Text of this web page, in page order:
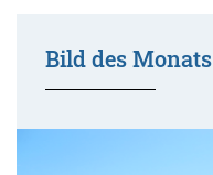
Bild des Monats